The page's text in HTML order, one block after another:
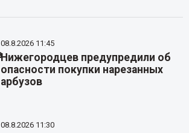
08.8.2026 11:45
Нижегородцев предупредили об
опасности покупки нарезанных
арбузов
08.8.2026 11:30